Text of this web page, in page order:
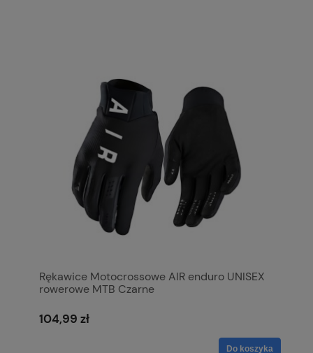
Rękawice Motocrossowe AIR enduro UNISEX
rowerowe MTB Czarne
104,99 zł
Do koszyka